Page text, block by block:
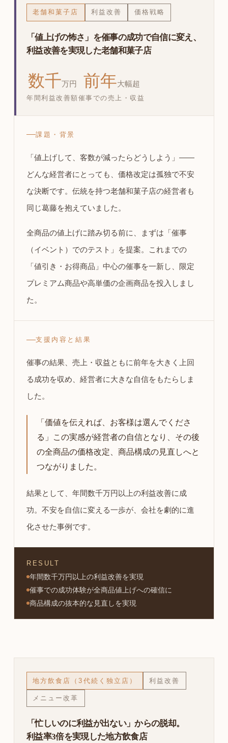
老舗和菓子店 利益改善 価格戦略
「値上げの怖さ」を催事の成功で自信に変え、
利益改善を実現した老舗和菓子店
数千万円
年間利益改善額
前年大幅超
催事での売上・収益
課題・背景
「値上げして、客数が減ったらどうしよう」——
どんな経営者にとっても、価格改定は孤独で不安
な決断です。伝統を持つ老舗和菓子店の経営者も
同じ葛藤を抱えていました。
全商品の値上げに踏み切る前に、まずは「催事
（イベント）でのテスト」を提案。これまでの
「値引き・お得商品」中心の催事を一新し、限定
プレミアム商品や高単価の企画商品を投入しまし
た。
支援内容と結果
催事の結果、売上・収益ともに前年を大きく上回
る成功を収め、経営者に大きな自信をもたらしま
した。
「価値を伝えれば、お客様は選んでくださ
る」この実感が経営者の自信となり、その後
の全商品の価格改定、商品構成の見直しへと
つながりました。
結果として、年間数千万円以上の利益改善に成
功。不安を自信に変える一歩が、会社を劇的に進
化させた事例です。
RESULT
年間数千万円以上の利益改善を実現
催事での成功体験が全商品値上げへの確信に
商品構成の抜本的な見直しを実現
地方飲食店（3代続く独立店） 利益改善
メニュー改革
「忙しいのに利益が出ない」からの脱却。
利益率3倍を実現した地方飲食店